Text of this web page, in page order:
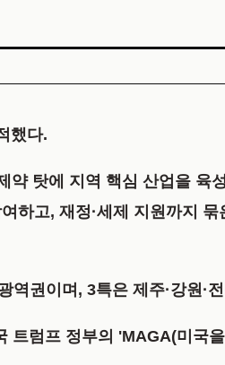
했다.
약 탓에 지역 핵심 산업을 육
하고, 재정·세제 지원까지 묶
역권이며, 3특은 제주·강원·
트럼프 정부의 'MAGA(미국